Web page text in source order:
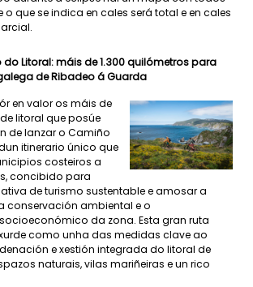
que se indica en cales será total e en cales
Litoral: máis de 1.300 quilómetros para
de Ribadeo á Guarda
en valor os máis de
litoral que posúe
de lanzar o Camiño
itinerario único que
costeiros a
concibido para
de turismo sustentable e amosar a
conservación ambiental e o
da zona. Esta gran ruta
como unha das medidas clave ao
e xestión integrada do litoral de
naturais, vilas mariñeiras e un rico